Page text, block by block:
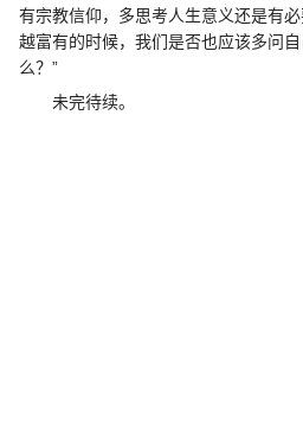
有宗教信仰，多思考人生意义还是有
越富有的时候，我们是否也应该多问
么？”
未完待续。